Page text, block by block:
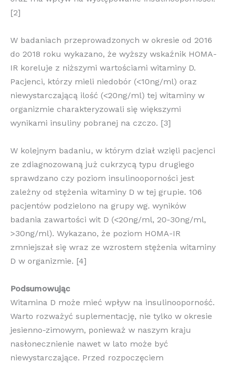
[2]
W badaniach przeprowadzonych w okresie od 2016
do 2018 roku wykazano, że wyższy wskaźnik HOMA-
IR koreluje z niższymi wartościami witaminy D.
Pacjenci, którzy mieli niedobór (<10ng/ml) oraz
niewystarczającą ilość (<20ng/ml) tej witaminy w
organizmie charakteryzowali się większymi
wynikami insuliny pobranej na czczo. [3]
W kolejnym badaniu, w którym dział wzięli pacjenci
ze zdiagnozowaną już cukrzycą typu drugiego
sprawdzano czy poziom insulinooporności jest
zależny od stężenia witaminy D w tej grupie. 106
pacjentów podzielono na grupy wg. wyników
badania zawartości wit D (<20ng/ml, 20-30ng/ml,
>30ng/ml). Wykazano, że poziom HOMA-IR
zmniejszał się wraz ze wzrostem stężenia witaminy
D w organizmie. [4]
Podsumowując
Witamina D może mieć wpływ na insulinooporność.
Warto rozważyć suplementację, nie tylko w okresie
jesienno-zimowym, ponieważ w naszym kraju
nasłonecznienie nawet w lato może być
niewystarczające. Przed rozpoczęciem